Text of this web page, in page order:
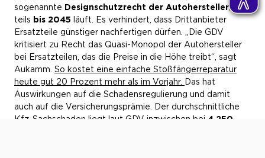
sogenannte Designschutzrecht der Autohersteller, das
teils bis 2045 läuft. Es verhindert, dass Drittanbieter
Ersatzteile günstiger nachfertigen dürfen. „Die GDV
kritisiert zu Recht das Quasi-Monopol der Autohersteller
bei Ersatzteilen, das die Preise in die Höhe treibt“, sagt
Aukamm. So kostet eine einfache Stoßfängerreparatur
heute gut 20 Prozent mehr als im Vorjahr. Das hat
Auswirkungen auf die Schadensregulierung und damit
auch auf die Versicherungsprämie. Der durchschnittliche
Kfz-Sachschaden liegt laut GDV inzwischen bei 4.250